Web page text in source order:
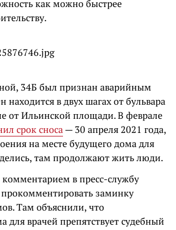
как можно быстрее
34Б был признан аварийным
находится в двух шагах от бульвара
от Ильинской площади. В феврале
срок сноса— 30 апреля 2021 года,
на месте будущего дома для
там продолжают жить люди.
в пресс-службу
заминку
Там объяснили, что
для врачей препятствует судебный